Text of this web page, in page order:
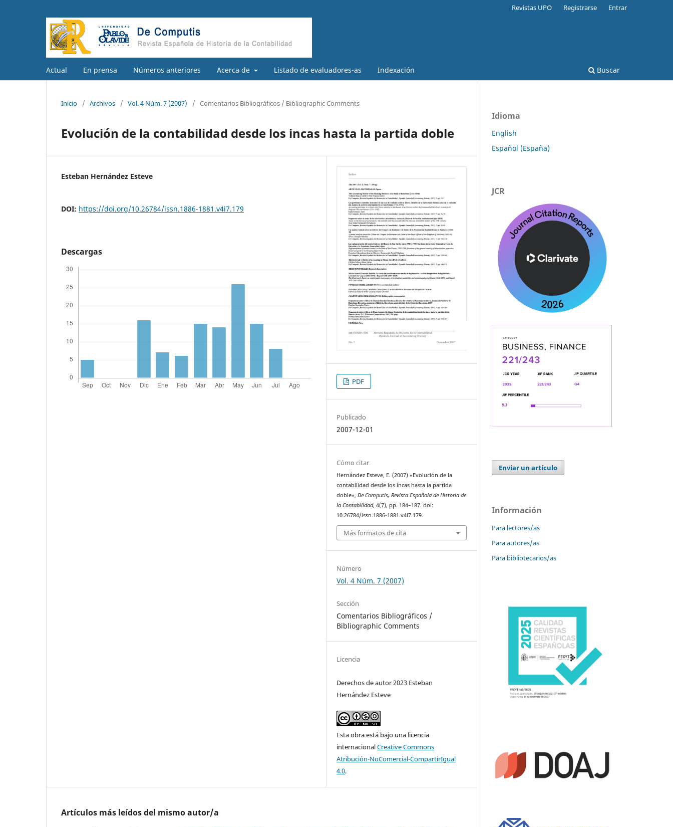
Actual En prensa Números anteriores Acerca de Listado de evaluadores-as Indexación Buscar
Revistas UPO Registrarse Entrar
Inicio / Archivos / Vol. 4 Núm. 7 (2007) / Comentarios Bibliográficos / Bibliographic Comments
Evolución de la contabilidad desde los incas hasta la partida doble
Esteban Hernández Esteve
DOI: https://doi.org/10.26784/issn.1886-1881.v4i7.179
Descargas
PDF
Publicado
2007-12-01
Cómo citar
Hernández Esteve, E. (2007) «Evolución de la
contabilidad desde los incas hasta la partida
doble»,De Computis, Revista Española de Historia de
la Contabilidad, 4(7), pp. 184–187. doi:
10.26784/issn.1886-1881.v4i7.179.
Más formatos de cita
Número
Vol. 4 Núm. 7 (2007)
Sección
Comentarios Bibliográficos /
Bibliographic Comments
Licencia
Derechos de autor 2023 Esteban
Hernández Esteve
Esta obra está bajo una licencia
internacionalCreative Commons
Atribución-NoComercial-CompartirIgual
4.0.
Artículos más leídos del mismo autor/a
Idioma
English
Español (España)
JCR
Enviar un artículo
Información
Para lectores/as
Para autores/as
Para bibliotecarios/as